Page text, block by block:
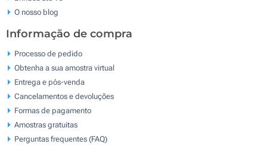
O nosso blog
Informação de compra
Processo de pedido
Obtenha a sua amostra virtual
Entrega e pós-venda
Cancelamentos e devoluções
Formas de pagamento
Amostras gratuitas
Perguntas frequentes (FAQ)